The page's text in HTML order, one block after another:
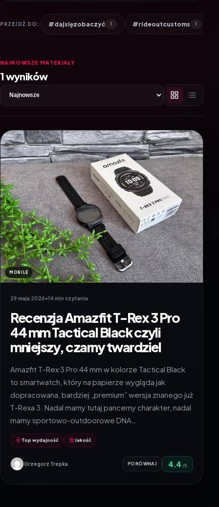
PRZEJDŹ DO: #dajsięzobaczyć 1 #rideoutcustoms 1
NAJNOWSZE MATERIAŁY
1 wyników
MOBILE
29 maja 2026•14 min czytania
Recenzja Amazfit T-Rex 3 Pro
44 mm Tactical Black czyli
mniejszy, czarny twardziel
Amazfit T-Rex 3 Pro 44 mm w kolorze Tactical Black
to smartwatch, który na papierze wygląda jak
dopracowana, bardziej „premium” wersja znanego już
T-Rexa 3. Nadal mamy tutaj pancerny charakter, nadal
mamy sportowo-outdoorowe DNA…
Top wydajność Jakość
Grzegorz Trepka PORÓWNAJ 4.4 /5